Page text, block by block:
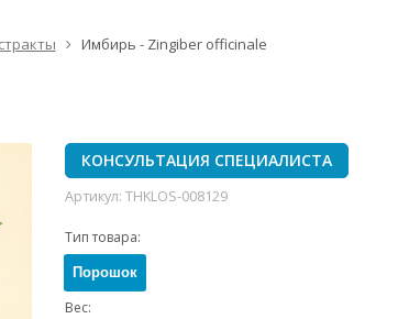
Имбирь - Zingiber officinale
КОНСУЛЬТАЦИЯ СПЕЦИАЛИСТА
Артикул:THKLOS-008129
Тип товара:
Порошок
Вес: